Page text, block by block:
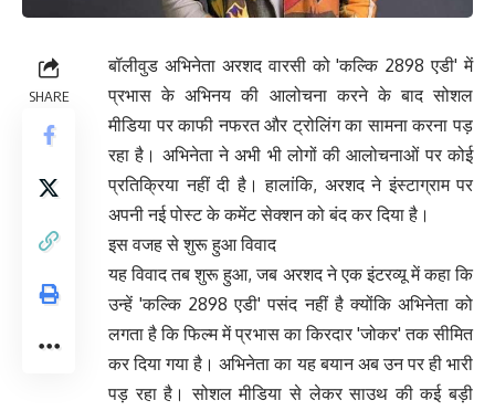
SHARE
बॉलीवुड अभिनेता अरशद वारसी को 'कल्कि 2898 एडी' में
प्रभास के अभिनय की आलोचना करने के बाद सोशल
मीडिया पर काफी नफरत और ट्रोलिंग का सामना करना पड़
रहा है। अभिनेता ने अभी भी लोगों की आलोचनाओं पर कोई
प्रतिक्रिया नहीं दी है। हालांकि, अरशद ने इंस्टाग्राम पर
अपनी नई पोस्ट के कमेंट सेक्शन को बंद कर दिया है।
इस वजह से शुरू हुआ विवाद
यह विवाद तब शुरू हुआ, जब अरशद ने एक इंटरव्यू में कहा कि
उन्हें 'कल्कि 2898 एडी' पसंद नहीं है क्योंकि अभिनेता को
लगता है कि फिल्म में प्रभास का किरदार 'जोकर' तक सीमित
कर दिया गया है। अभिनेता का यह बयान अब उन पर ही भारी
पड़ रहा है। सोशल मीडिया से लेकर साउथ की कई बड़ी